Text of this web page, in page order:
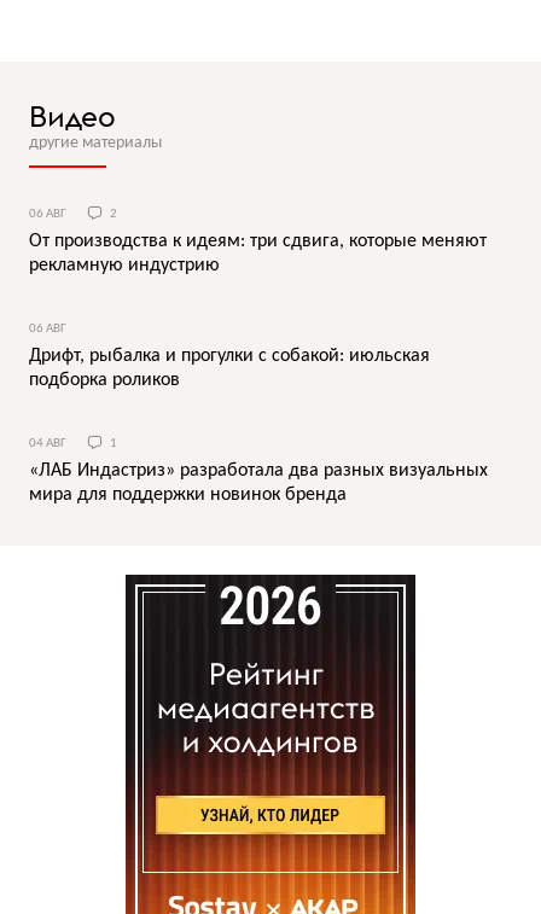
Видео
другие материалы
06 АВГ 2
От производства к идеям: три сдвига, которые меняют
рекламную индустрию
06 АВГ
Дрифт, рыбалка и прогулки с собакой: июльская
подборка роликов
04 АВГ 1
«ЛАБ Индастриз» разработала два разных визуальных
мира для поддержки новинок бренда